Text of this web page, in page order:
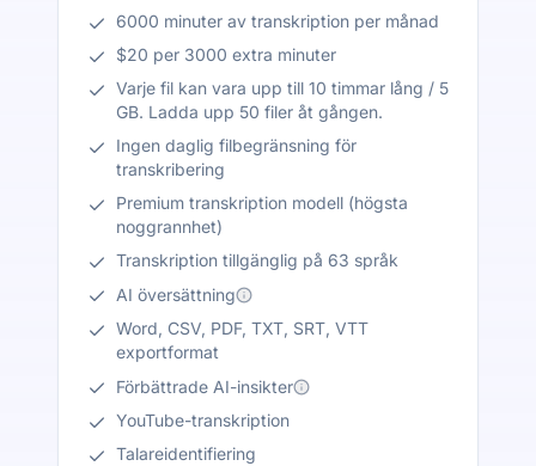
6000 minuter av transkription per månad
$20 per 3000 extra minuter
Varje fil kan vara upp till 10 timmar lång / 5
GB. Ladda upp 50 filer åt gången.
Ingen daglig filbegränsning för
transkribering
Premium transkription modell (högsta
noggrannhet)
Transkription tillgänglig på 63 språk
AI översättning
Word, CSV, PDF, TXT, SRT, VTT
exportformat
Förbättrade AI-insikter
YouTube-transkription
Talareidentifiering